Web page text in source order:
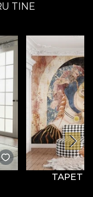
TINE
TAPET